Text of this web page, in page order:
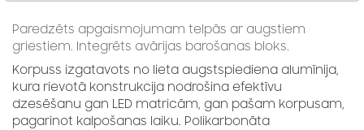
Paredzēts apgaismojumam telpās ar augstiem
griestiem. Integrēts avārijas barošanas bloks.
Korpuss izgatavots no lieta augstspiediena alumīnija,
kura rievotā konstrukcija nodrošina efektīvu
dzesēšanu gan LED matricām, gan pašam korpusam,
pagarinot kalpošanas laiku. Polikarbonāta